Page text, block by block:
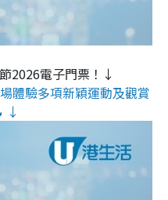
2026電子門票！↓
體驗多項新穎運動及觀賞
↓